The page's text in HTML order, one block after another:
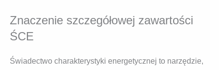
Znaczenie szczegółowej zawartości
ŚCE
Świadectwo charakterystyki energetycznej to narzędzie,